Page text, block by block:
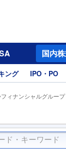
国内
ング IPO・PO
ィナンシャルグルー